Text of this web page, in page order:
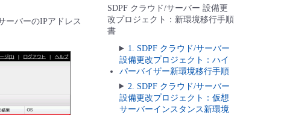
ーバーのIPアドレス
SDPF クラウド/サーバー 設備更
改プロジェクト：新環境移行手順
書
1. SDPF クラウド/サーバー
設備更改プロジェクト：ハイ
パーバイザー新環境移行手順
2. SDPF クラウド/サーバー
設備更改プロジェクト：仮想
サーバーインスタンス新環境